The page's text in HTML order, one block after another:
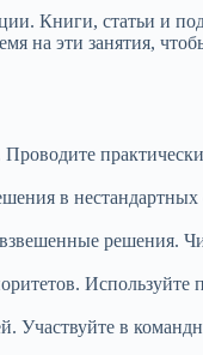
Книги, статьи и
на эти занятия,
в нестандартных
решения.
Используйте
Участвуйте в